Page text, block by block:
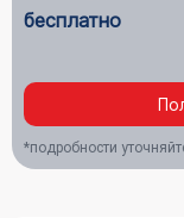
бесплатно
*подробности